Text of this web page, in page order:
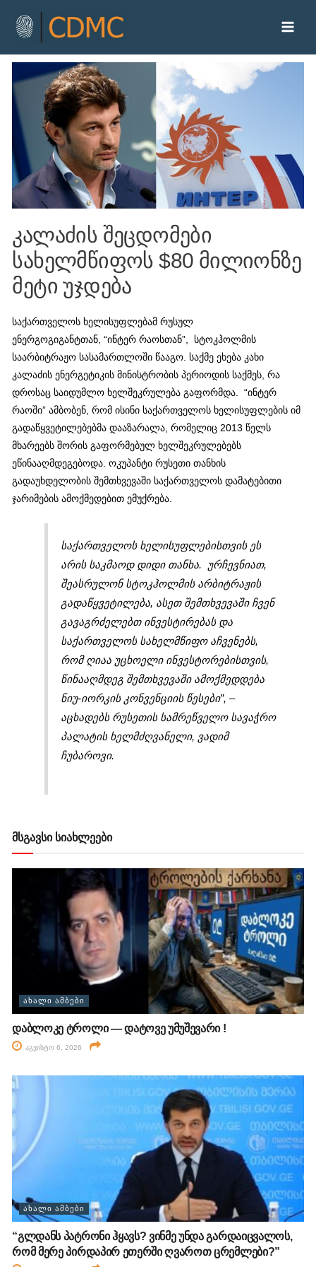
კალაძის შეცდომები
სახელმწიფოს $80 მილიონზე
მეტი უჯდება
საქართველოს ხელისუფლებამ რუსულ
ენერგოგიგანტთან, “ინტერ რაოსთან”, სტოკჰოლმის
საარბიტრაჟო სასამართლოში წააგო. საქმე ეხება კახი
კალაძის ენერგეტიკის მინისტრობის პერიოდის საქმეს, რა
დროსაც საიდუმლო ხელშეკრულება გაფორმდა. “ინტერ
რაოში” ამბობენ, რომ ისინი საქართველოს ხელისუფლების იმ
გადაწყვეტილებებმა დააზარალა, რომელიც 2013 წელს
მხარეებს შორის გაფორმებულ ხელშეკრულებებს
ეწინააღმდეგებოდა. ოკუპანტი რუსეთი თანხის
გადაუხდელობის შემთხვევაში საქართველოს დამატებითი
ჯარიმების ამოქმედებით ემუქრება.
საქართველოს ხელისუფლებისთვის ეს
არის საკმაოდ დიდი თანხა. ურჩევნიათ,
შეასრულონ სტოკჰოლმის არბიტრაჟის
გადაწყვეტილება, ასეთ შემთხვევაში ჩვენ
გავაგრძელებთ ინვესტირებას და
საქართველოს სახელმწიფო აჩვენებს,
რომ ღიაა უცხოელი ინვესტორებისთვის,
წინააღმდეგ შემთხვევაში ამოქმედდება
ნიუ-იორკის კონვენციის წესები”, –
აცხადებს რუსეთის სამრეწველო სავაჭრო
პალატის ხელმძღვანელი, ვადიმ
ჩუბაროვი.
მსგავსი სიახლეები
ᲐᲮᲐᲚᲘ ᲐᲛᲑᲔᲑᲘ
დაბლოკე ტროლი — დატოვე უმუშევარი !
აგვისტო 6, 2026
ᲐᲮᲐᲚᲘ ᲐᲛᲑᲔᲑᲘ
“გლდანს პატრონი ჰყავს? ვინმე უნდა გარდაიცვალოს,
რომ მერე პირდაპირ ეთერში ღვაროთ ცრემლები?”